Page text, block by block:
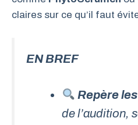
claires sur ce qu’il faut
EN BREF
Repère
de l’audition,